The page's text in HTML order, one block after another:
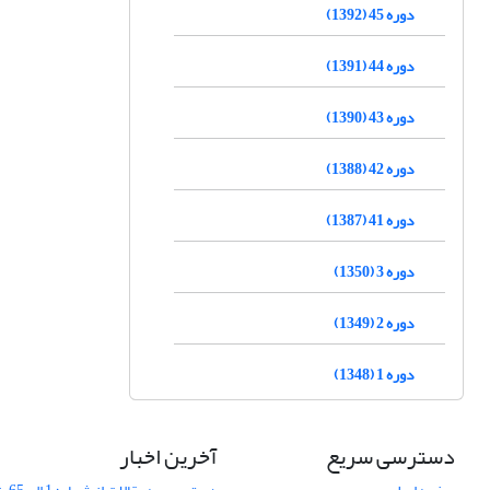
دوره 45 (1392)
دوره 44 (1391)
دوره 43 (1390)
دوره 42 (1388)
دوره 41 (1387)
دوره 3 (1350)
دوره 2 (1349)
دوره 1 (1348)
دسترسی سریع آخرین اخبار